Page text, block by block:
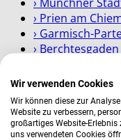
› Prien am
› Garmisch-
› Berchtesgaden
Wissenswertes
Zahlung
Versand
Wir verwenden Cookies
Wir können diese zur
Website zu verbessern,
großartiges Website-
uns verwendeten Cookies